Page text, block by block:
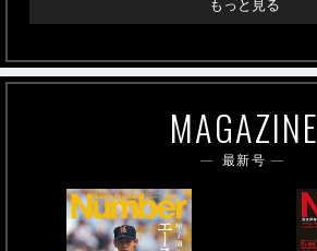
もっと見る
MAGAZINE
最新号